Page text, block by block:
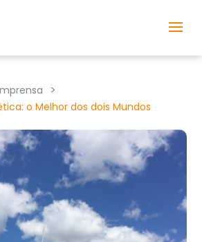
>
o Melhor dos dois Mundos